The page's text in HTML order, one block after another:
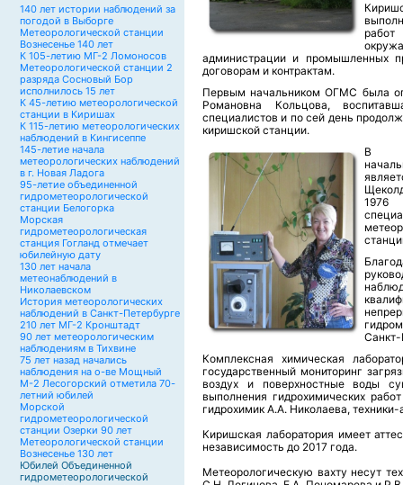
140 лет истории наблюдений за
погодой в Выборге
Метеорологической станции
Вознесенье 140 лет
К 105-летию МГ-2 Ломоносов
Метеорологической станции 2
разряда Сосновый Бор
исполнилось 15 лет
К 45-летию метеорологической
станции в Киришах
К 115-летию метеорологических
наблюдений в Кингисеппе
145-летие начала
метеорологических наблюдений
в г. Новая Ладога
95-летие объединенной
гидрометеорологической
станции Белогорка
Морская
гидрометеорологическая
станция Гогланд отмечает
юбилейную дату
130 лет начала
метеонаблюдений в
Николаевском
История метеорологических
наблюдений в Санкт-Петербурге
210 лет МГ-2 Кронштадт
90 лет метеорологическим
наблюдениям в Тихвине
75 лет назад начались
наблюдения на о-ве Мощный
М-2 Лесогорский отметила 70-
летний юбилей
Морской
гидрометеорологической
станции Озерки 90 лет
Метеорологической станции
Вознесенье 130 лет
Юбилей Объединенной
гидрометеорологической
администрации и промышленных
договорам и контрактам.
Первым начальником ОГМС была
Романовна Кольцова,
специалистов и по сей день
киришской станции.
В
Санкт-
Комплексная химическая
государственный мониторинг
воздух и поверхностные воды
выполнения гидрохимических
гидрохимик А.А. Николаева,
Киришская лаборатория имеет
независимость до 2017 года.
Метеорологическую вахту несут